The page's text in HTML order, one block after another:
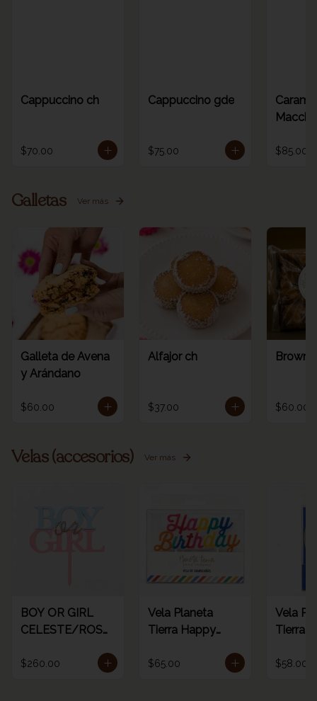
Cappuccino ch
$70.00
Cappuccino gde
$75.00 $85.00
Galletas Ver más
Galleta de Avena
y Arándano
$60.00
Alfajor ch
$37.00
Brownie
$60.00
Velas (accesorios) Ver más
BOY OR GIRL
CELESTE/ROSA
$260.00
Vela Planeta
Tierra Happy
1pz
$65.00
Vela
Tierra
$58.00